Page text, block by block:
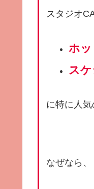
スタジオ
ホ
ス
に特に人気
なぜなら、